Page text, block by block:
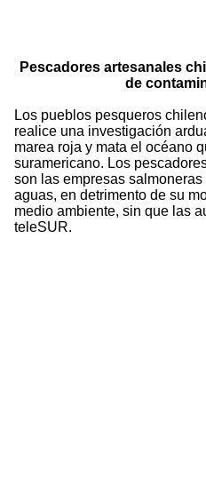
Pescadores artesanales
de
Los pueblos pesqueros
realice una investigación
marea roja y mata el océano
suramericano. Los
son las empresas
aguas, en detrimento de su
medio ambiente, sin que las
teleSUR.